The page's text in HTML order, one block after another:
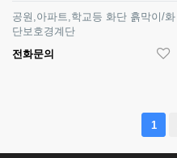
공원,아파트,학교등 화단 흙막이/화
단보호경계단
전화문의
1